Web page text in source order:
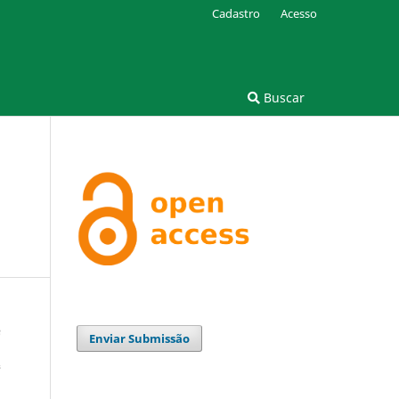
Buscar
Cadastro Acesso
Enviar Submissão